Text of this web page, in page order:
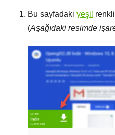
Bu sayfadaki yeşil
(Aşağıdaki resimde